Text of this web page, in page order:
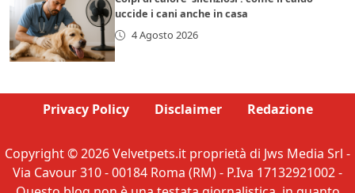
uccide i cani anche in casa
4 Agosto 2026
Privacy Policy Disclaimer Redazione
Copyright © 2026 Velvetpets.it proprietà di Jws Media Srl -
Via Cavour 310 - 00184 Roma (RM) - P.Iva 17132921002 -